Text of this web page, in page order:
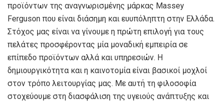
προϊόντων της αναγνωρισμένης μάρκας Massey
Ferguson που είναι διάσημη και ευυπόληπτη στην Ελλάδα.
Στόχος μας είναι να γίνουμε η πρώτη επιλογή για τους
πελάτες προσφέροντας μία μοναδική εμπειρία σε
επίπεδο προϊόντων αλλά και υπηρεσιών. Η
δημιουργικότητα και η καινοτομία είναι βασικοί μοχλοί
στον τρόπο λειτουργίας μας. Με αυτή τη φιλοσοφία
στοχεύουμε στη διασφάλιση της υγειούς ανάπτυξης και